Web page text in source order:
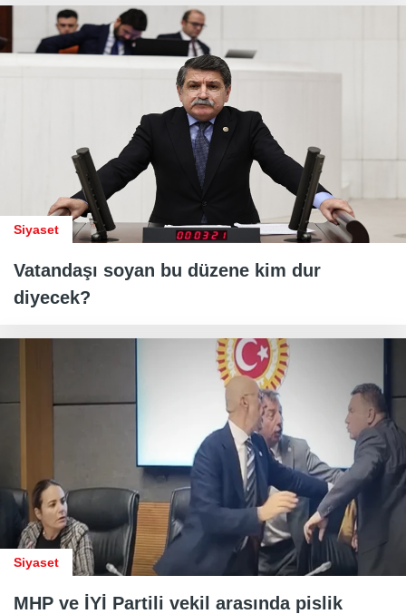
Siyaset
Vatandaşı soyan bu düzene kim dur
diyecek?
Siyaset
MHP ve İYİ Partili vekil arasında pislik